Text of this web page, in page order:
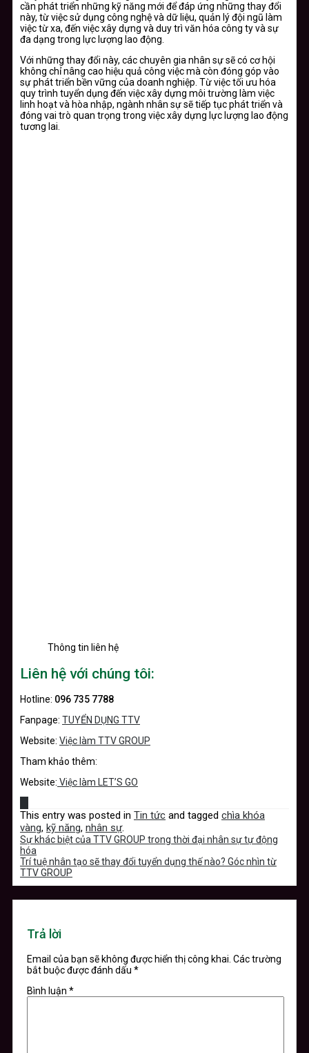
cần phát triển những kỹ năng mới để đáp ứng những thay đổi
này, từ việc sử dụng công nghệ và dữ liệu, quản lý đội ngũ làm
việc từ xa, đến việc xây dựng và duy trì văn hóa công ty và sự
đa dạng trong lực lượng lao động.
Với những thay đổi này, các chuyên gia nhân sự sẽ có cơ hội
không chỉ nâng cao hiệu quả công việc mà còn đóng góp vào
sự phát triển bền vững của doanh nghiệp. Từ việc tối ưu hóa
quy trình tuyển dụng đến việc xây dựng môi trường làm việc
linh hoạt và hòa nhập, ngành nhân sự sẽ tiếp tục phát triển và
đóng vai trò quan trọng trong việc xây dựng lực lượng lao động
tương lai.
Thông tin liên hệ
Liên hệ với chúng tôi:
Hotline: 096 735 7788
Fanpage: TUYỂN DỤNG TTV
Website: Việc làm TTV GROUP
Tham khảo thêm:
Website: Việc làm LET’S GO
This entry was posted in Tin tức and tagged chìa khóa
vàng, kỹ năng, nhân sự.
Sự khác biệt của TTV GROUP trong thời đại nhân sự tự động
hóa
Trí tuệ nhân tạo sẽ thay đổi tuyển dụng thế nào? Góc nhìn từ
TTV GROUP
Trả lời
Email của bạn sẽ không được hiển thị công khai. Các trường
bắt buộc được đánh dấu *
Bình luận *